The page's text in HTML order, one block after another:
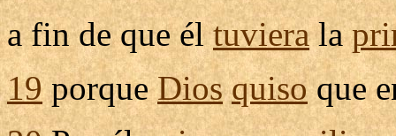
a fin de que éltuvierala
19porqueDios quisoque